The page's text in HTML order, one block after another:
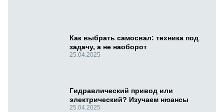
Как выбрать самосвал: техника под
задачу, а не наоборот
25.04.2025
Гидравлический привод или
электрический? Изучаем нюансы
25.04.2025